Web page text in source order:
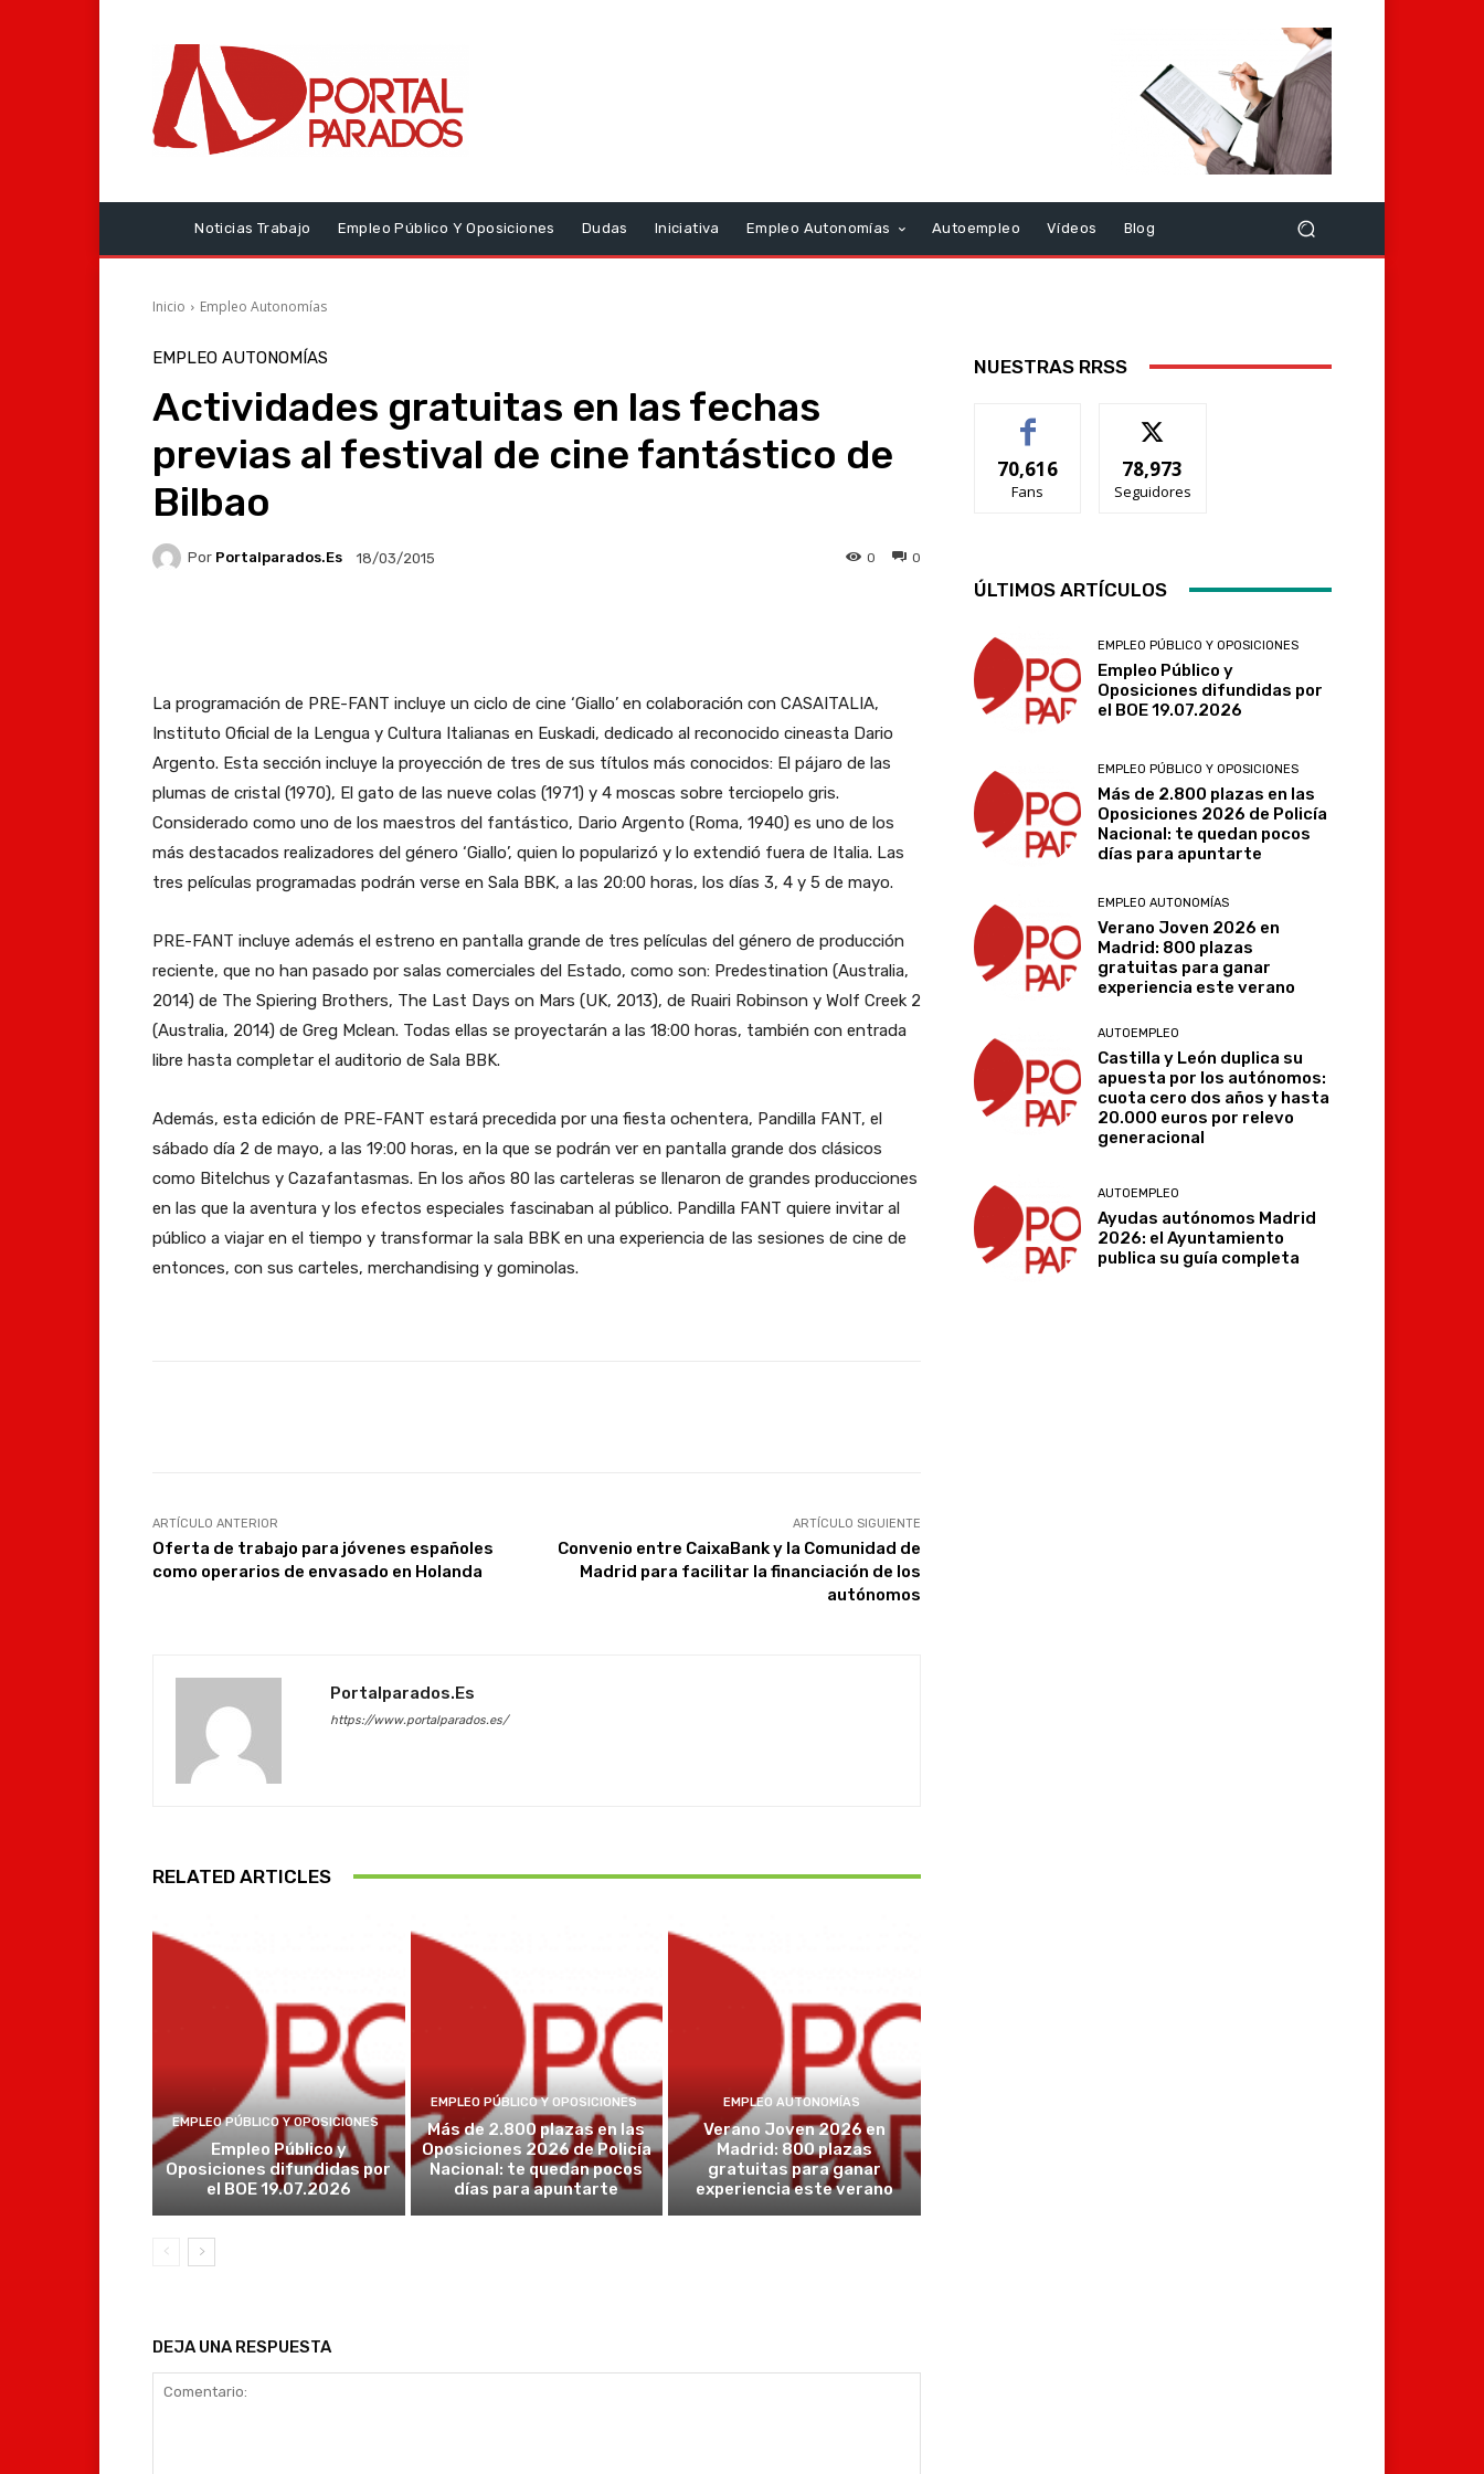
Noticias Trabajo Empleo Público Y Oposiciones Dudas Iniciativa Empleo Autonomías Autoempleo Vídeos Blog
Inicio Empleo Autonomías
EMPLEO AUTONOMÍAS
Actividades gratuitas en las fechas
previas al festival de cine fantástico de
Bilbao
Por Portalparados.es 18/03/2015 0
0
La programación de PRE-FANT incluye un ciclo de cine ‘Giallo’ en colaboración con CASAITALIA,
Instituto Oficial de la Lengua y Cultura Italianas en Euskadi, dedicado al reconocido cineasta Dario
Argento. Esta sección incluye la proyección de tres de sus títulos más conocidos: El pájaro de las
plumas de cristal (1970), El gato de las nueve colas (1971) y 4 moscas sobre terciopelo gris.
Considerado como uno de los maestros del fantástico, Dario Argento (Roma, 1940) es uno de los
más destacados realizadores del género ‘Giallo’, quien lo popularizó y lo extendió fuera de Italia. Las
tres películas programadas podrán verse en Sala BBK, a las 20:00 horas, los días 3, 4 y 5 de mayo.
PRE-FANT incluye además el estreno en pantalla grande de tres películas del género de producción
reciente, que no han pasado por salas comerciales del Estado, como son: Predestination (Australia,
2014) de The Spiering Brothers, The Last Days on Mars (UK, 2013), de Ruairi Robinson y Wolf Creek 2
(Australia, 2014) de Greg Mclean. Todas ellas se proyectarán a las 18:00 horas, también con entrada
libre hasta completar el auditorio de Sala BBK.
Además, esta edición de PRE-FANT estará precedida por una fiesta ochentera, Pandilla FANT, el
sábado día 2 de mayo, a las 19:00 horas, en la que se podrán ver en pantalla grande dos clásicos
como Bitelchus y Cazafantasmas. En los años 80 las carteleras se llenaron de grandes producciones
en las que la aventura y los efectos especiales fascinaban al público. Pandilla FANT quiere invitar al
público a viajar en el tiempo y transformar la sala BBK en una experiencia de las sesiones de cine de
entonces, con sus carteles, merchandising y gominolas.
ARTÍCULO ANTERIOR
Oferta de trabajo para jóvenes españoles
como operarios de envasado en Holanda
ARTÍCULO SIGUIENTE
Convenio entre CaixaBank y la Comunidad de
Madrid para facilitar la financiación de los
autónomos
Portalparados.es
https://www.portalparados.es/
RELATED ARTICLES
EMPLEO PÚBLICO Y OPOSICIONES
Empleo Público y
Oposiciones difundidas por
el BOE 19.07.2026
EMPLEO PÚBLICO Y OPOSICIONES
Más de 2.800 plazas en las
Oposiciones 2026 de Policía
Nacional: te quedan pocos
días para apuntarte
EMPLEO AUTONOMÍAS
Verano Joven 2026 en
Madrid: 800 plazas
gratuitas para ganar
experiencia este verano
DEJA UNA RESPUESTA
NUESTRAS RRSS
70,616
Fans
78,973
Seguidores
ÚLTIMOS ARTÍCULOS
EMPLEO PÚBLICO Y OPOSICIONES
Empleo Público y
Oposiciones difundidas por
el BOE 19.07.2026
EMPLEO PÚBLICO Y OPOSICIONES
Más de 2.800 plazas en las
Oposiciones 2026 de Policía
Nacional: te quedan pocos
días para apuntarte
EMPLEO AUTONOMÍAS
Verano Joven 2026 en
Madrid: 800 plazas
gratuitas para ganar
experiencia este verano
AUTOEMPLEO
Castilla y León duplica su
apuesta por los autónomos:
cuota cero dos años y hasta
20.000 euros por relevo
generacional
AUTOEMPLEO
Ayudas autónomos Madrid
2026: el Ayuntamiento
publica su guía completa